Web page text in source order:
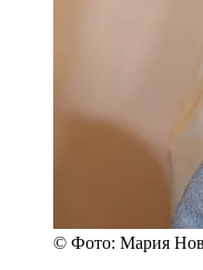
© Фото: Мария